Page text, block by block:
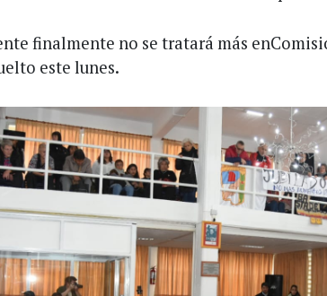
finalmente no se tratará más
este lunes.